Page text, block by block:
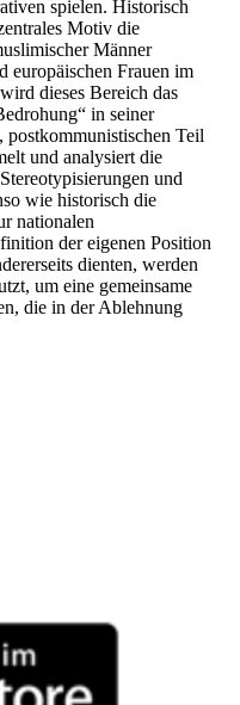
spielen. Historisch
Motiv die
Männer
europäischen Frauen im
dieses Bereich das
in seiner
postkommunistischen Teil
und analysiert die
und
wie historisch die
nationalen
der eigenen Position
dienten, werden
um eine gemeinsame
die in der Ablehnung